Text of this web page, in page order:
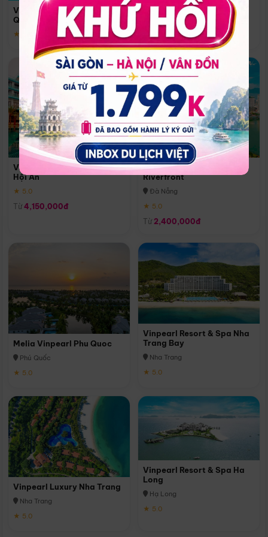
Vinpearl Resort & Spa Phu
Quoc
★ 5.0
Quoc
Phú Quốc
★ 5.0
Vinpearl Resort & Golf Nam
Hội An
★ 5.0
Từ 4,150,000đ
Melia Vinpearl Danang
Riverfront
Đà Nẵng
★ 5.0
Từ 2,400,000đ
Melia Vinpearl Phu Quoc
Phú Quốc
★ 5.0
Vinpearl Resort & Spa Nha
Trang Bay
Nha Trang
★ 5.0
Vinpearl Luxury Nha Trang
Nha Trang
★ 5.0
Vinpearl Resort & Spa Ha
Long
Hạ Long
★ 5.0